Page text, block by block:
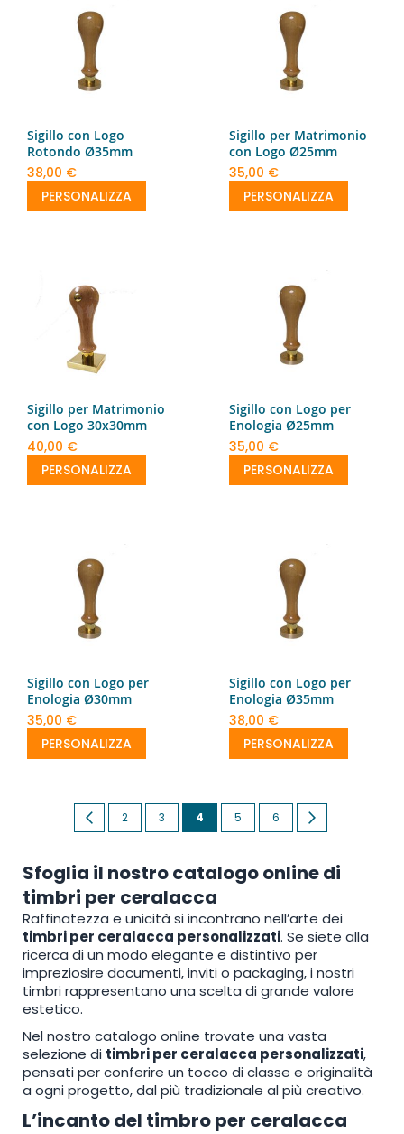
Sigillo con Logo
Rotondo Ø35mm
38,00 €
PERSONALIZZA
Sigillo per Matrimonio
con Logo Ø25mm
35,00 €
PERSONALIZZA
Sigillo per Matrimonio
con Logo 30x30mm
40,00 €
PERSONALIZZA
Sigillo con Logo per
Enologia Ø25mm
35,00 €
PERSONALIZZA
Sigillo con Logo per
Enologia Ø30mm
35,00 €
PERSONALIZZA
Sigillo con Logo per
Enologia Ø35mm
38,00 €
PERSONALIZZA
Pagina
Pagina
Precedente
Pagina
2 Pagina
3
Attualmente
leggendo
la
pagina
4 Pagina
5 Pagina
6
Sfoglia il nostro catalogo online di
timbri per ceralacca
Raffinatezza e unicità si incontrano nell’arte dei
timbri per ceralacca personalizzati. Se siete alla
ricerca di un modo elegante e distintivo per
impreziosire documenti, inviti o packaging, i nostri
timbri rappresentano una scelta di grande valore
estetico.
Nel nostro catalogo online trovate una vasta
selezione di timbri per ceralacca personalizzati,
pensati per conferire un tocco di classe e originalità
a ogni progetto, dal più tradizionale al più creativo.
L’incanto del timbro per ceralacca